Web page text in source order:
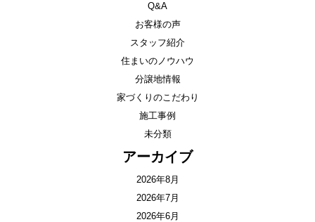
Q&A
お客様の声
スタッフ紹介
住まいのノウハウ
分譲地情報
家づくりのこだわり
施工事例
未分類
アーカイブ
2026年8月
2026年7月
2026年6月